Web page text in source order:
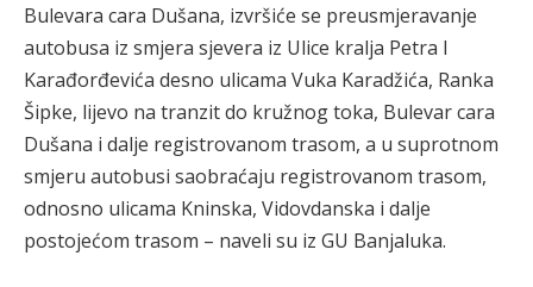
Bulevara cara Dušana, izvršiće se preusmjeravanje
autobusa iz smjera sjevera iz Ulice kralja Petra I
Karađorđevića desno ulicama Vuka Karadžića, Ranka
Šipke, lijevo na tranzit do kružnog toka, Bulevar cara
Dušana i dalje registrovanom trasom, a u suprotnom
smjeru autobusi saobraćaju registrovanom trasom,
odnosno ulicama Kninska, Vidovdanska i dalje
postojećom trasom – naveli su iz GU Banjaluka.